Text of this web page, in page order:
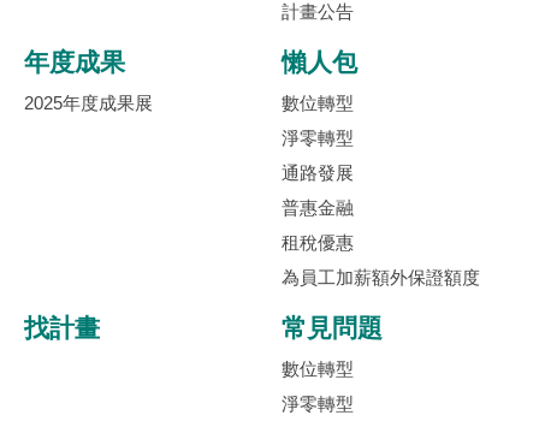
計畫公告
年度成果
2025年度成果展
懶人包
數位轉型
淨零轉型
通路發展
普惠金融
租稅優惠
為員工加薪額外保證額度
找計畫 常見問題
數位轉型
淨零轉型